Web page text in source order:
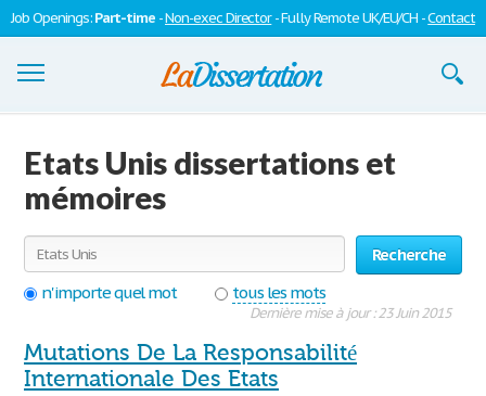
Job Openings:Part-time -Non-exec Director- Fully Remote UK/EU/CH -Contact
S'inscrire
Se connecter
Contactez-nous
Etats Unis dissertations et
mémoires
Recherche
n'importe quel mot
tous les mots
Dernière mise à jour : 23 Juin 2015
Mutations De La Responsabilité
Internationale Des Etats